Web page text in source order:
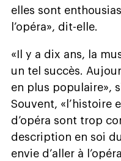
elles sont
l’opéra», dit-elle.
«Il y a dix ans, la
un tel succès.
en plus populaire»,
Souvent, «l’histoire
d’opéra sont trop
description en soi
envie d’aller à